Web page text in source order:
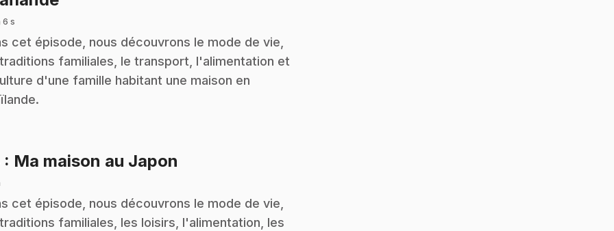
6 s
cet épisode, nous découvrons le mode de vie,
familiales, le transport, l'alimentation et
d'une famille habitant une maison en
: Ma maison au Japon
cet épisode, nous découvrons le mode de vie,
familiales, les loisirs, l'alimentation, les